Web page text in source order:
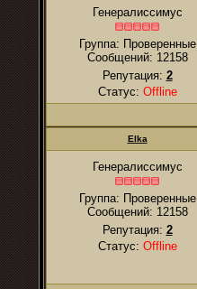
Генералиссимус
Группа: Проверенные
Сообщений: 12158
Репутация: 2
Статус: Offline
Elka
Генералиссимус
Группа: Проверенные
Сообщений: 12158
Репутация: 2
Статус: Offline